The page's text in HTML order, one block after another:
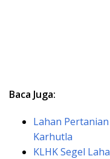
Baca Juga:
Lahan
Karhutla
KLHK Segel